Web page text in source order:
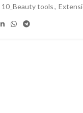
10_Beauty tools,